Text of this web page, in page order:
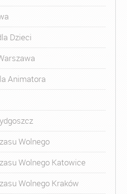
Dzieci
Animatora
Wolnego
Wolnego Katowice
Wolnego Kraków